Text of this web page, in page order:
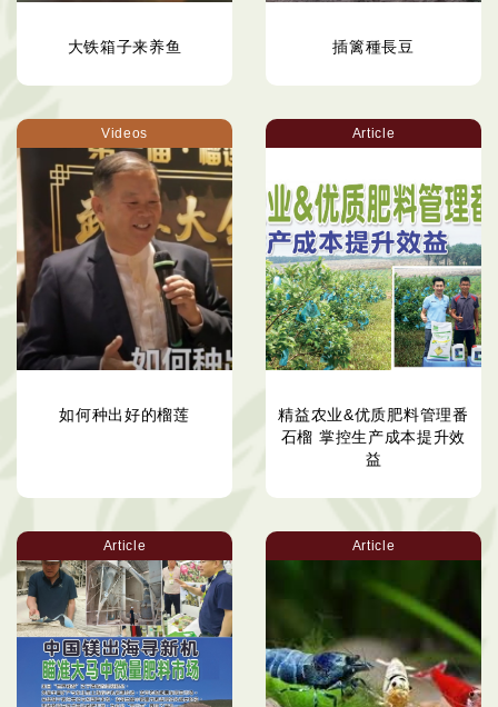
大铁箱子来养鱼 插篱種長豆
Videos
如何种出好的榴莲
Article
精益农业&优质肥料管理番
石榴 掌控生产成本提升效
益
Article Article